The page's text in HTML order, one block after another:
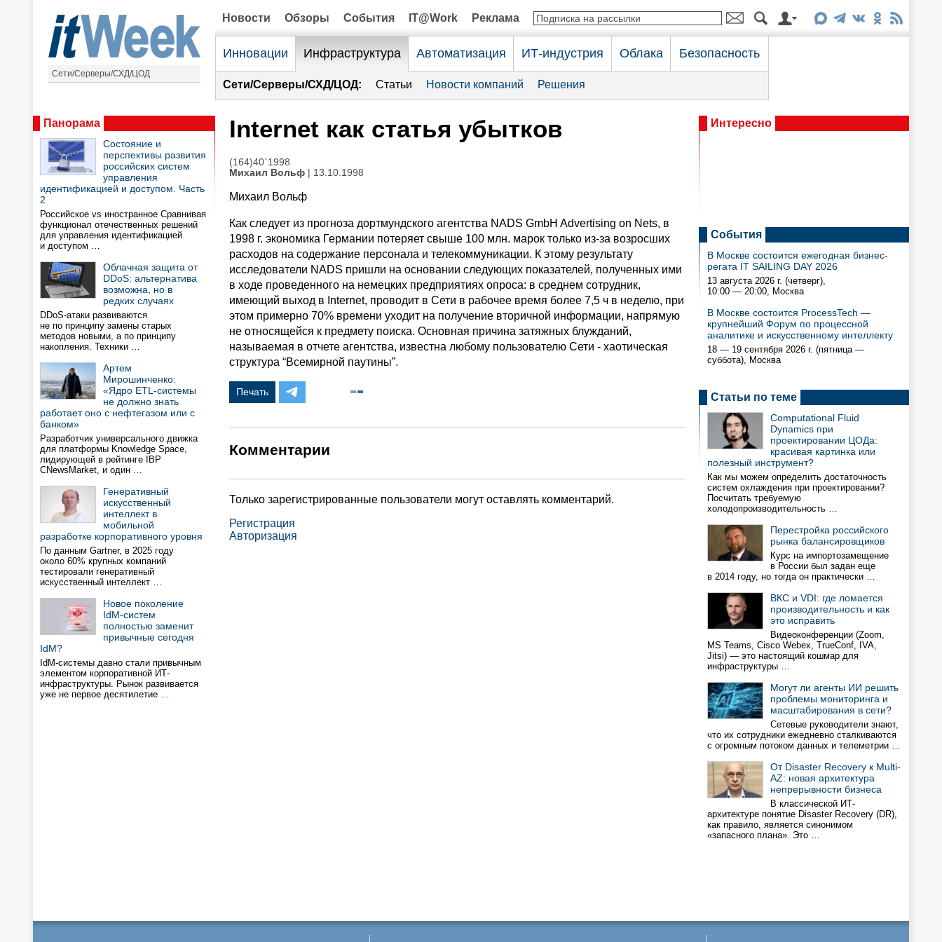
Сети/Серверы/СХД/ЦОД
Новости Обзоры События IT@Work Реклама
Инновации Инфраструктура Автоматизация ИТ-индустрия Облака Безопасность
Сети/Серверы/СХД/ЦОД: Статьи Новости компаний Решения
Панорама
Состояние и
перспективы развития
российских систем
управления
идентификацией и доступом. Часть
2
Российское vs иностранное Сравнивая
функционал отечественных решений
для управления идентификацией
и доступом …
Облачная защита от
DDoS: альтернатива
возможна, но в
редких случаях
DDoS-атаки развиваются
не по принципу замены старых
методов новыми, а по принципу
накопления. Техники …
Артем
Мирошинченко:
«Ядро ETL-системы
не должно знать
работает оно с нефтегазом или с
банком»
Разработчик универсального движка
для платформы Knowledge Space,
лидирующей в рейтинге IBP
CNewsMarket, и один …
Генеративный
искусственный
интеллект в
мобильной
разработке корпоративного уровня
По данным Gartner, в 2025 году
около 60% крупных компаний
тестировали генеративный
искусственный интеллект …
Новое поколение
IdM-систем
полностью заменит
привычные сегодня
IdM?
IdM-системы давно стали привычным
элементом корпоративной ИТ-
инфраструктуры. Рынок развивается
уже не первое десятилетие …
Internet как статья убытков
(164)40`1998
Михаил Вольф | 13.10.1998
Михаил Вольф
Как следует из прогноза дортмундского агентства NADS GmbH Advertising on Nets, в
1998 г. экономика Германии потеряет свыше 100 млн. марок только из-за возросших
расходов на содержание персонала и телекоммуникации. К этому результату
исследователи NADS пришли на основании следующих показателей, полученных ими
в ходе проведенного на немецких предприятиях опроса: в среднем сотрудник,
имеющий выход в Internet, проводит в Сети в рабочее время более 7,5 ч в неделю, при
этом примерно 70% времени уходит на получение вторичной информации, напрямую
не относящейся к предмету поиска. Основная причина затяжных блужданий,
называемая в отчете агентства, известна любому пользователю Сети - хаотическая
структура “Всемирной паутины”.
Печать
Комментарии
Только зарегистрированные пользователи могут оставлять комментарий.
Регистрация
Авторизация
Интересно
События
В Москве состоится ежегодная бизнес-
регата IT SAILING DAY 2026
13 августа 2026 г. (четверг),
10:00 — 20:00, Москва
В Москве состоится ProcessTech —
крупнейший Форум по процессной
аналитике и искусственному интеллекту
18 — 19 сентября 2026 г. (пятница —
суббота), Москва
Статьи по теме
Computational Fluid
Dynamics при
проектировании ЦОДа:
красивая картинка или
полезный инструмент?
Как мы можем определить достаточность
систем охлаждения при проектировании?
Посчитать требуемую
холодопроизводительность …
Перестройка российского
рынка балансировщиков
Курс на импортозамещение
в России был задан еще
в 2014 году, но тогда он практически …
ВКС и VDI: где ломается
производительность и как
это исправить
Видеоконференции (Zoom,
MS Teams, Cisco Webex, TrueConf, IVA,
Jitsi) — это настоящий кошмар для
инфраструктуры …
Могут ли агенты ИИ решить
проблемы мониторинга и
масштабирования в сети?
Сетевые руководители знают,
что их сотрудники ежедневно сталкиваются
с огромным потоком данных и телеметрии …
От Disaster Recovery к Multi-
AZ: новая архитектура
непрерывности бизнеса
В классической ИТ-
архитектуре понятие Disaster Recovery (DR),
как правило, является синонимом
«запасного плана». Это …